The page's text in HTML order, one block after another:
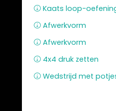
Kaats loop-
Afwerkvorm
Afwerkvorm
4x4 druk zetten
Wedstrijd met